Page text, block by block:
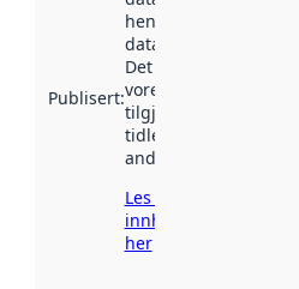
Publisert:
henta inn av
data.norge.no.
Det kan ha
vore
tilgjengeleg
tidlegare
andre stader.
Les meir om
innhenting
her